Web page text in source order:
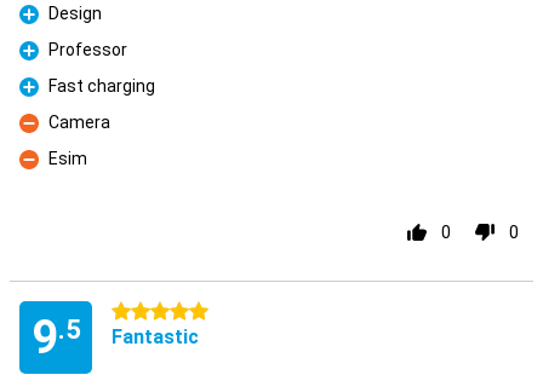
Pro
Design
Pro
Professor
Pro
Fast charging
Con
Camera
Con
Esim
0 0
9.5
5 stars
Fantastic